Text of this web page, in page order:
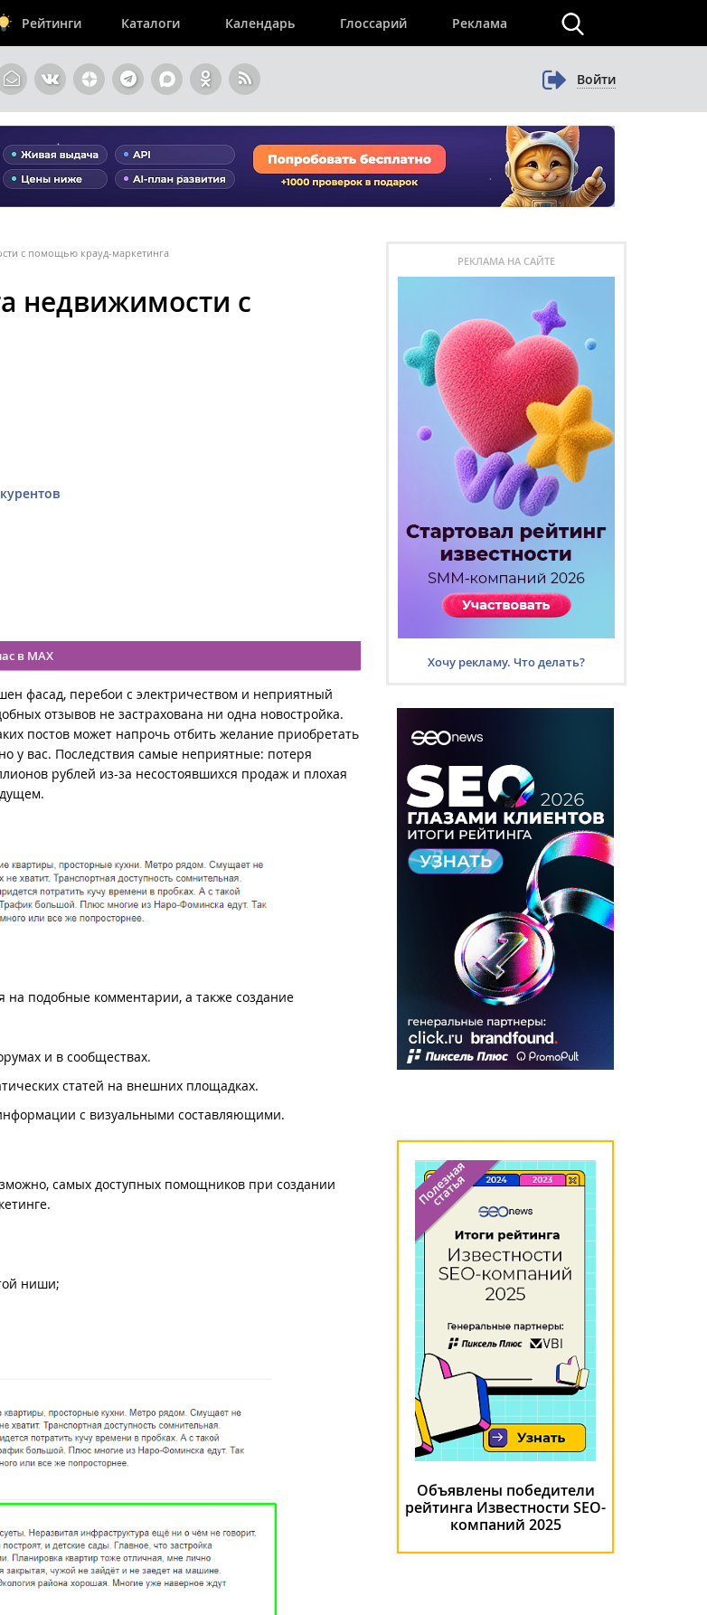
Рейтинги Каталоги Календарь Глоссарий Реклама
Войти
с помощью крауд-маркетинга
недвижимости с
в MAX
фасад, перебои с электричеством и неприятный
отзывов не застрахована ни одна новостройка.
постов может напрочь отбить желание приобретать
у вас. Последствия самые неприятные: потеря
рублей из-за несостоявшихся продаж и плохая
на подобные комментарии, а также создание
и в сообществах.
статей на внешних площадках.
с визуальными составляющими.
самых доступных помощников при создании
ниши;
РЕКЛАМА НА САЙТЕ
Хочу рекламу. Что делать?
Объявлены победители
рейтинга Известности SEO-
компаний 2025